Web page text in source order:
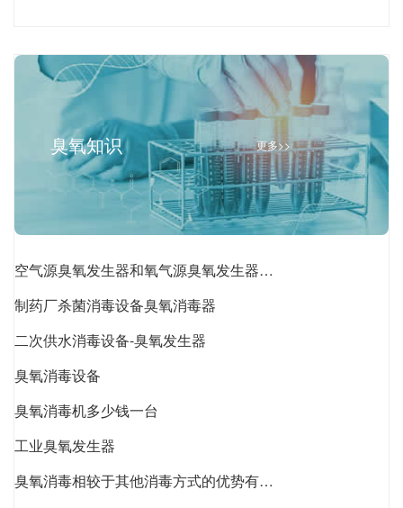
臭氧知识 更多>>
空气源臭氧发生器和氧气源臭氧发生器的优缺点对比
制药厂杀菌消毒设备臭氧消毒器
二次供水消毒设备-臭氧发生器
臭氧消毒设备
臭氧消毒机多少钱一台
工业臭氧发生器
臭氧消毒相较于其他消毒方式的优势有哪些？